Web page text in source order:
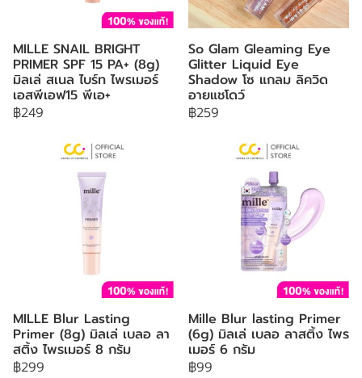
MILLE SNAIL BRIGHT
PRIMER SPF 15 PA+ (8g)
มิลเล่ สเนล ไบร์ท ไพรเมอร์
เอสพีเอฟ15 พีเอ+
฿249
So Glam Gleaming Eye
Glitter Liquid Eye
Shadow โซ แกลม ลิควิด
อายแชโดว์
฿259
MILLE Blur Lasting
Primer (8g) มิลเล่ เบลอ ลา
สติ้ง ไพรเมอร์ 8 กรัม
฿299
Mille Blur lasting Primer
(6g) มิลเล่ เบลอ ลาสติ้ง ไพร
เมอร์ 6 กรัม
฿99